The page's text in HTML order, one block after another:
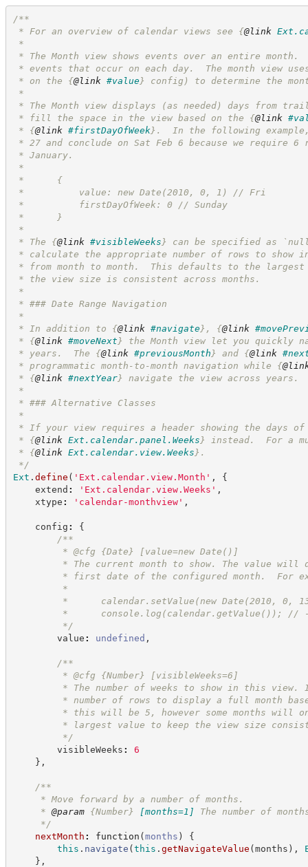
/**
* For an overview of calendar views see {@link
*
* The Month view shows events over an entire month.
* events that occur on each day.  The month view
* on the {@link #value} config) to determine the
*
* The Month view displays (as needed) days from
* fill the space in the view based on the {@link
* {@link #firstDayOfWeek} .  In the following
* 27 and conclude on Sat Feb 6 because we require
* January.
*
*      {
*          value: new Date(2010, 0, 1) // Fri
*          firstDayOfWeek: 0 // Sunday
*      }
*
* The {@link #visibleWeeks } can be specified as
* calculate the appropriate number of rows to show
* from month to month.  This defaults to the
* the view size is consistent across months.
*
* ### Date Range Navigation
*
* In addition to {@link #navigate} , {@link
* {@link #moveNext } the Month view let you quickly
* years.  The {@link #previousMonth } and {@link
* programmatic month-to-month navigation while {
* {@link #nextYear} navigate the view across years.
*
* ### Alternative Classes
*
* If your view requires a header showing the days of
* {@link Ext.calendar.panel.Weeks } instead.  For a
* {@link Ext.calendar.view.Weeks } .
*/
Ext . define ( ' Ext.calendar.view.Month ' ,
{
extend : ' Ext.calendar.view.Weeks ' ,
xtype : ' calendar-monthview' ,
config :
{
/**
* @cfg {Date}
[value=new Date()]
* The current month to show. The value will
* first date of the configured month.  For
*
*      calendar.setValue(new Date(2010, 0,
*      console.log(calendar.getValue()); // ->
*/
value : undefined ,
/**
* @cfg {Number}
[visibleWeeks=6]
* The number of weeks to show in this view.
* number of rows to display a full month
* this will be 5, however some months will
* largest value to keep the view size
*/
visibleWeeks :
6
} ,
/**
* Move forward by a number of months.
* @param {Number} [months=1]
The number of
*/
nextMonth : function (months )
{
this . navigate (this . getNavigateValue (months ) ,
} ,